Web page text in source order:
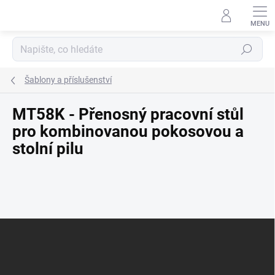
Hledat
Šablony a příslušenství
MT58K - Přenosný pracovní stůl
pro kombinovanou pokosovou a
stolní pilu